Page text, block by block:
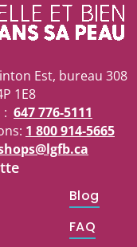
Est, bureau 308
1E8
: 647 776-5111
1 800 914-5665
Blog
FAQ